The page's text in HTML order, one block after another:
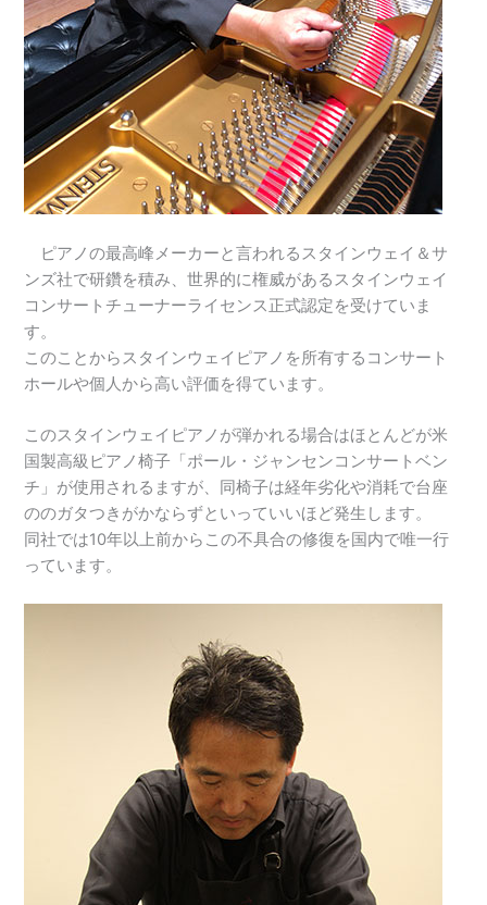
ピアノの最高峰メーカーと言われるスタインウェイ＆サ
ンズ社で研鑽を積み、世界的に権威があるスタインウェイ
コンサートチューナーライセンス正式認定を受けていま
す。
このことからスタインウェイピアノを所有するコンサート
ホールや個人から高い評価を得ています。
このスタインウェイピアノが弾かれる場合はほとんどが米
国製高級ピアノ椅子「ポール・ジャンセンコンサートベン
チ」が使用されるますが、同椅子は経年劣化や消耗で台座
ののガタつきがかならずといっていいほど発生します。
同社では10年以上前からこの不具合の修復を国内で唯一行
っています。